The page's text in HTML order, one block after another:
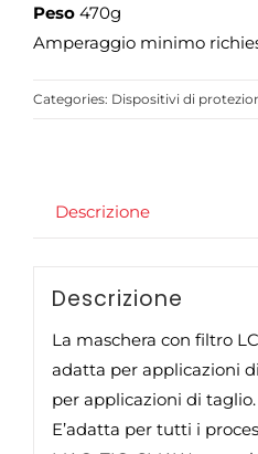
Peso470g
Amperaggio minimo
Categories: Dispositivi di
Descrizione
Descrizione
La maschera con filtro
adatta per applicazioni
per applicazioni di taglio.
E’adatta per tutti i